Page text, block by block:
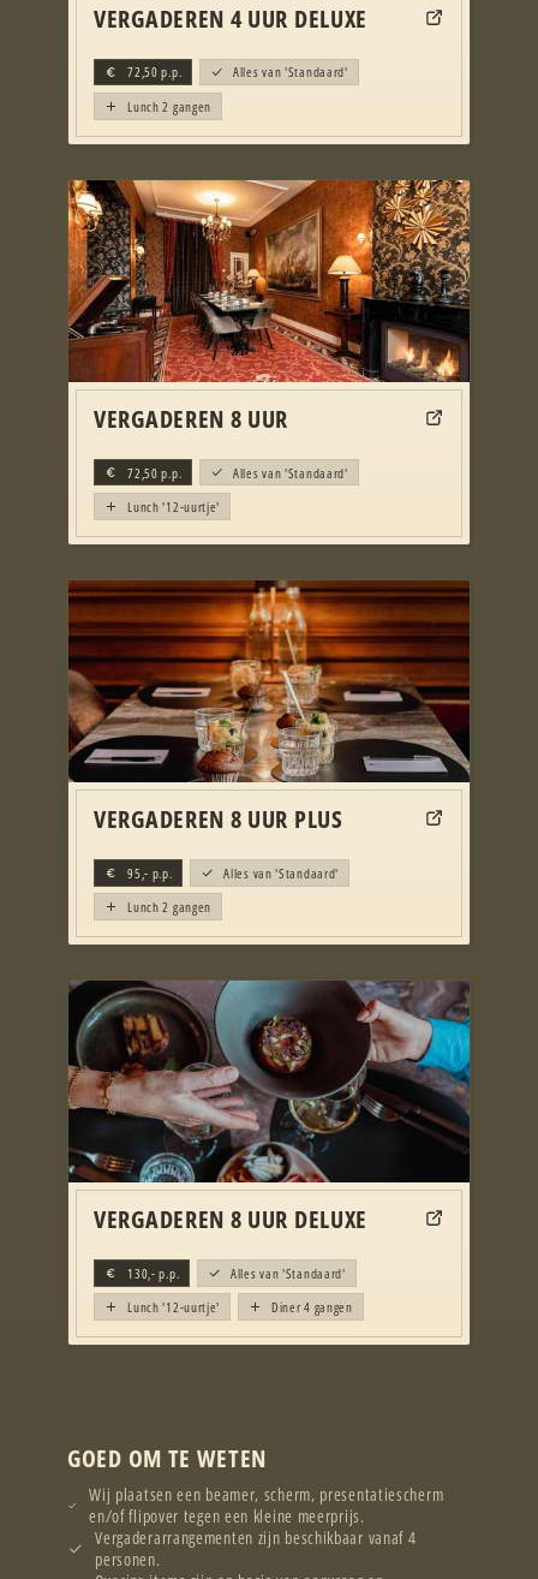
VERGADEREN 4 UUR DELUXE
72,50 p.p.
Alles van 'Standaard'
Lunch 2 gangen
VERGADEREN 8 UUR
72,50 p.p.
Alles van 'Standaard'
Lunch '12-uurtje'
VERGADEREN 8 UUR PLUS
95,- p.p.
Alles van 'Standaard'
Lunch 2 gangen
VERGADEREN 8 UUR DELUXE
130,- p.p.
Alles van 'Standaard'
Lunch '12-uurtje'
Diner 4 gangen
GOED OM TE WETEN
Wij plaatsen een beamer, scherm, presentatiescherm
en/of flipover tegen een kleine meerprijs.
Vergaderarrangementen zijn beschikbaar vanaf 4
personen.